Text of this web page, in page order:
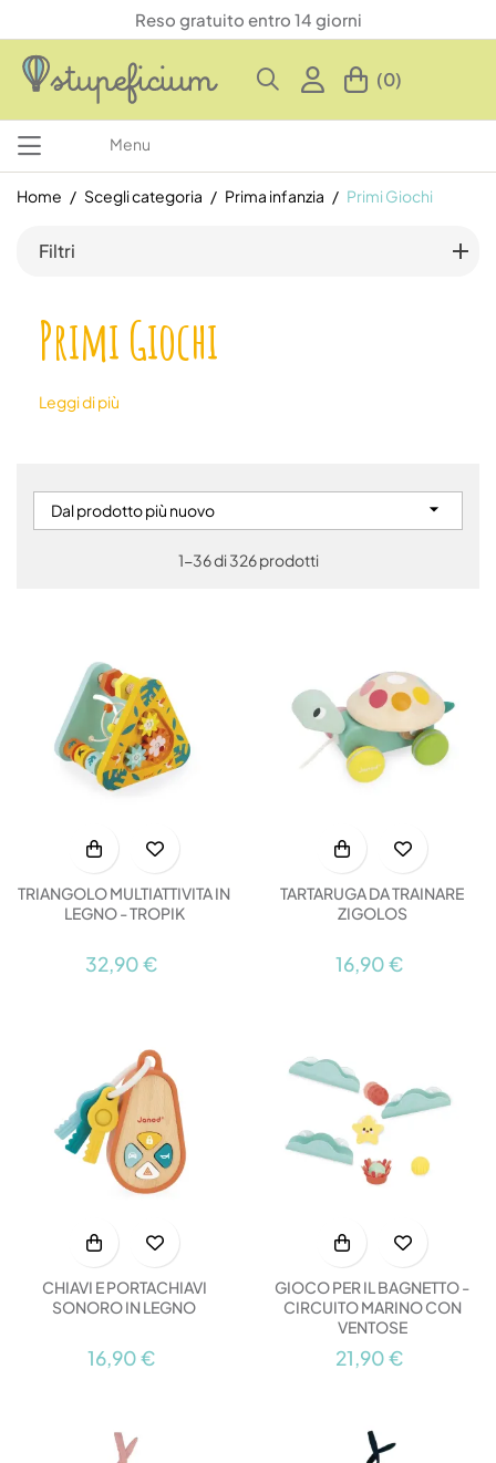
Reso gratuito entro 14 giorni
(0)
Menu
Home Scegli categoria Prima infanzia Primi Giochi
Filtri
Primi Giochi
Leggi di più
Dal prodotto più nuovo 
1-36 di 326 prodotti
TRIANGOLO MULTIATTIVITA IN
LEGNO - TROPIK
32,90 €
TARTARUGA DA TRAINARE
ZIGOLOS
16,90 €
CHIAVI E PORTACHIAVI
SONORO IN LEGNO
16,90 €
GIOCO PER IL BAGNETTO -
CIRCUITO MARINO CON
VENTOSE
21,90 €